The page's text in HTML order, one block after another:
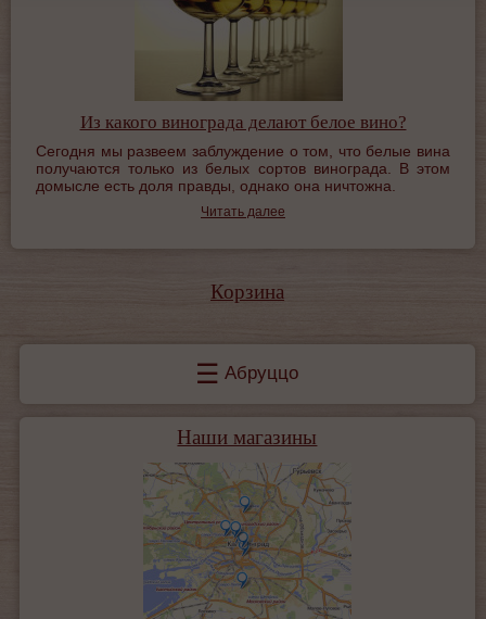
Из какого винограда делают белое вино?
Сегодня мы развеем заблуждение о том, что белые вина
получаются только из белых сортов винограда. В этом
домысле есть доля правды, однако она ничтожна.
Читать далее
Корзина
☰ Абруццо
Наши магазины